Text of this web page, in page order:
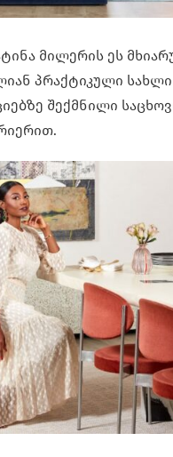
მილერის ეს
პრაქტიკული
შექმნილი